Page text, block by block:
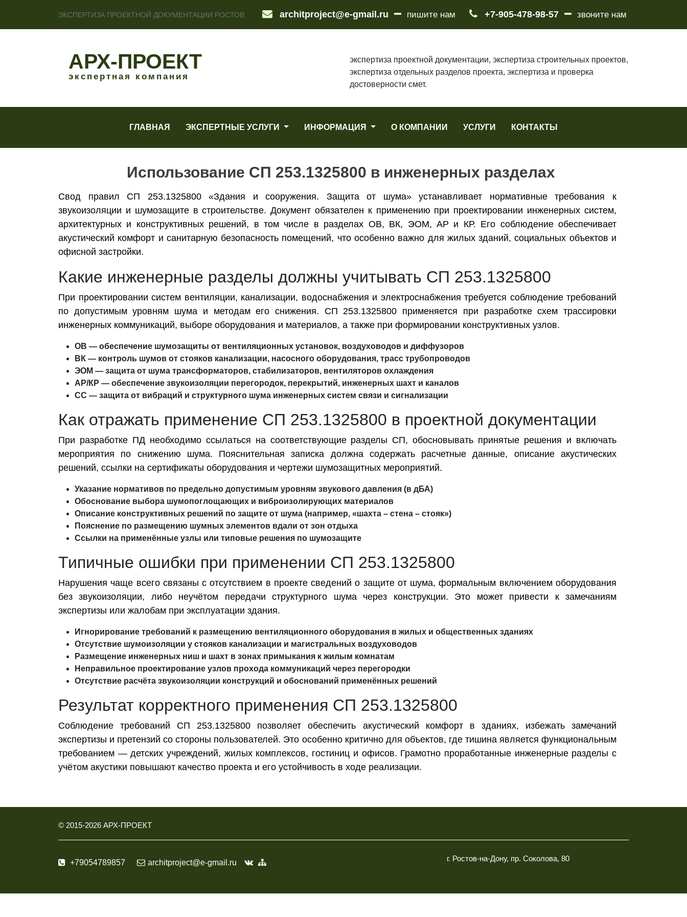
ЭКСПЕРТИЗА ПРОЕКТНОЙ ДОКУМЕНТАЦИИ РОСТОВ architproject@e-gmail.ru пишите нам +7-905-478-98-57 звоните нам
АРХ-ПРОЕКТ
экспертная компания
экспертиза проектной документации, экспертиза строительных проектов,
экспертиза отдельных разделов проекта, экспертиза и проверка
достоверности смет.
ГЛАВНАЯ ЭКСПЕРТНЫЕ УСЛУГИ ИНФОРМАЦИЯ О КОМПАНИИ УСЛУГИ КОНТАКТЫ
Использование СП 253.1325800 в инженерных разделах
Свод правил СП 253.1325800 «Здания и сооружения. Защита от шума» устанавливает нормативные требования к
звукоизоляции и шумозащите в строительстве. Документ обязателен к применению при проектировании инженерных систем,
архитектурных и конструктивных решений, в том числе в разделах ОВ, ВК, ЭОМ, АР и КР. Его соблюдение обеспечивает
акустический комфорт и санитарную безопасность помещений, что особенно важно для жилых зданий, социальных объектов и
офисной застройки.
Какие инженерные разделы должны учитывать СП 253.1325800
При проектировании систем вентиляции, канализации, водоснабжения и электроснабжения требуется соблюдение требований
по допустимым уровням шума и методам его снижения. СП 253.1325800 применяется при разработке схем трассировки
инженерных коммуникаций, выборе оборудования и материалов, а также при формировании конструктивных узлов.
ОВ — обеспечение шумозащиты от вентиляционных установок, воздуховодов и диффузоров
ВК — контроль шумов от стояков канализации, насосного оборудования, трасс трубопроводов
ЭОМ — защита от шума трансформаторов, стабилизаторов, вентиляторов охлаждения
АР/КР — обеспечение звукоизоляции перегородок, перекрытий, инженерных шахт и каналов
СС — защита от вибраций и структурного шума инженерных систем связи и сигнализации
Как отражать применение СП 253.1325800 в проектной документации
При разработке ПД необходимо ссылаться на соответствующие разделы СП, обосновывать принятые решения и включать
мероприятия по снижению шума. Пояснительная записка должна содержать расчетные данные, описание акустических
решений, ссылки на сертификаты оборудования и чертежи шумозащитных мероприятий.
Указание нормативов по предельно допустимым уровням звукового давления (в дБА)
Обоснование выбора шумопоглощающих и виброизолирующих материалов
Описание конструктивных решений по защите от шума (например, «шахта – стена – стояк»)
Пояснение по размещению шумных элементов вдали от зон отдыха
Ссылки на применённые узлы или типовые решения по шумозащите
Типичные ошибки при применении СП 253.1325800
Нарушения чаще всего связаны с отсутствием в проекте сведений о защите от шума, формальным включением оборудования
без звукоизоляции, либо неучётом передачи структурного шума через конструкции. Это может привести к замечаниям
экспертизы или жалобам при эксплуатации здания.
Игнорирование требований к размещению вентиляционного оборудования в жилых и общественных зданиях
Отсутствие шумоизоляции у стояков канализации и магистральных воздуховодов
Размещение инженерных ниш и шахт в зонах примыкания к жилым комнатам
Неправильное проектирование узлов прохода коммуникаций через перегородки
Отсутствие расчёта звукоизоляции конструкций и обоснований применённых решений
Результат корректного применения СП 253.1325800
Соблюдение требований СП 253.1325800 позволяет обеспечить акустический комфорт в зданиях, избежать замечаний
экспертизы и претензий со стороны пользователей. Это особенно критично для объектов, где тишина является функциональным
требованием — детских учреждений, жилых комплексов, гостиниц и офисов. Грамотно проработанные инженерные разделы с
учётом акустики повышают качество проекта и его устойчивость в ходе реализации.
© 2015-2026 АРХ-ПРОЕКТ
+79054789857 architproject@e-gmail.ru г. Ростов-на-Дону, пр. Соколова, 80